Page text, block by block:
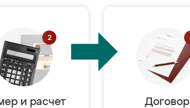
и расчет
Договор